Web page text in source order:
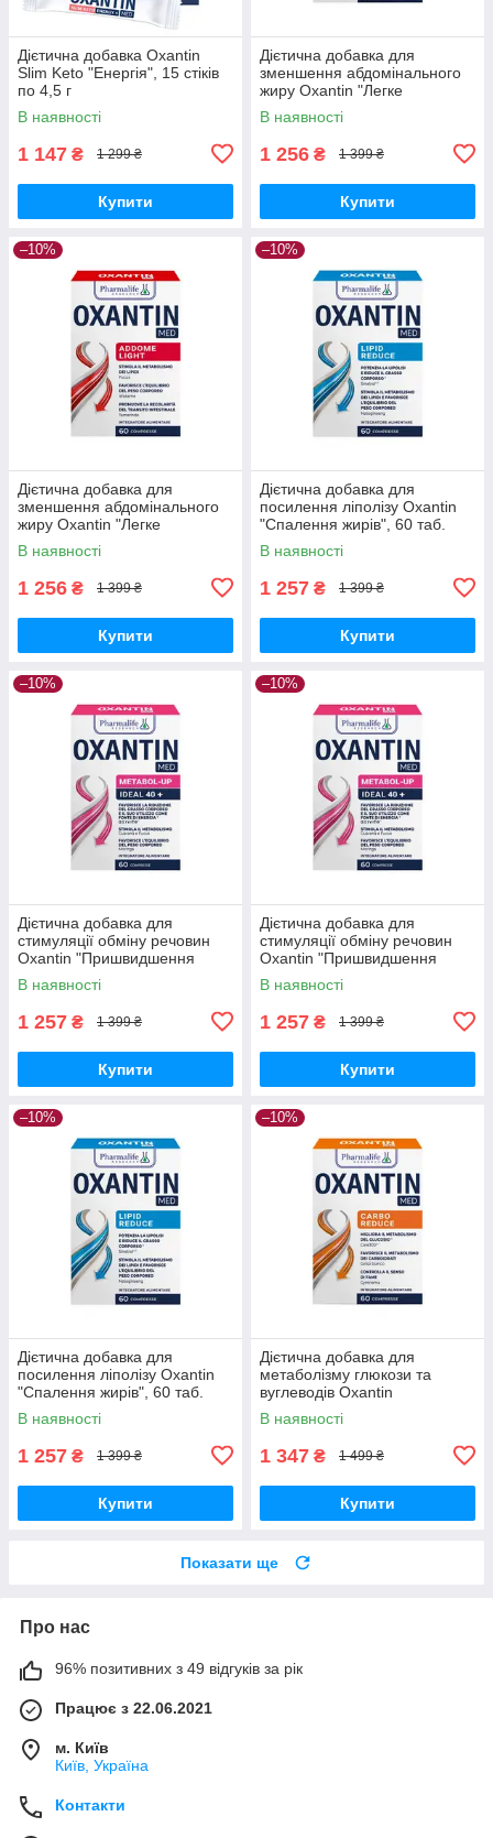
Дієтична добавка Oxantin
Slim Keto "Енергія", 15 стіків
по 4,5 г
В наявності
1 147 ₴ 1 299 ₴
Купити
Дієтична добавка для
зменшення абдомінального
жиру Oxantin "Легке
травлення", 60 таб.
В наявності
1 256 ₴ 1 399 ₴
Купити
–10%
Дієтична добавка для
зменшення абдомінального
жиру Oxantin "Легке
травлення", 60 таб.
В наявності
1 256 ₴ 1 399 ₴
Купити
–10%
Дієтична добавка для
посилення ліполізу Oxantin
"Спалення жирів", 60 таб.
В наявності
1 257 ₴ 1 399 ₴
Купити
–10%
Дієтична добавка для
стимуляції обміну речовин
Oxantin "Пришвидшення
метаболізму", 60 таб.
В наявності
1 257 ₴ 1 399 ₴
Купити
–10%
Дієтична добавка для
стимуляції обміну речовин
Oxantin "Пришвидшення
метаболізму", 60 таб.
В наявності
1 257 ₴ 1 399 ₴
Купити
–10%
Дієтична добавка для
посилення ліполізу Oxantin
"Спалення жирів", 60 таб.
В наявності
1 257 ₴ 1 399 ₴
Купити
–10%
Дієтична добавка для
метаболізму глюкози та
вуглеводів Oxantin
"Розщеплення вуглеводів", 60
т
В наявності
1 347 ₴ 1 499 ₴
Купити
Показати ще
Про нас
96% позитивних з 49 відгуків за рік
Працює з 22.06.2021
м. Київ
Київ, Україна
Контакти